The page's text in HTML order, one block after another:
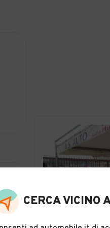
CERCA VICINO